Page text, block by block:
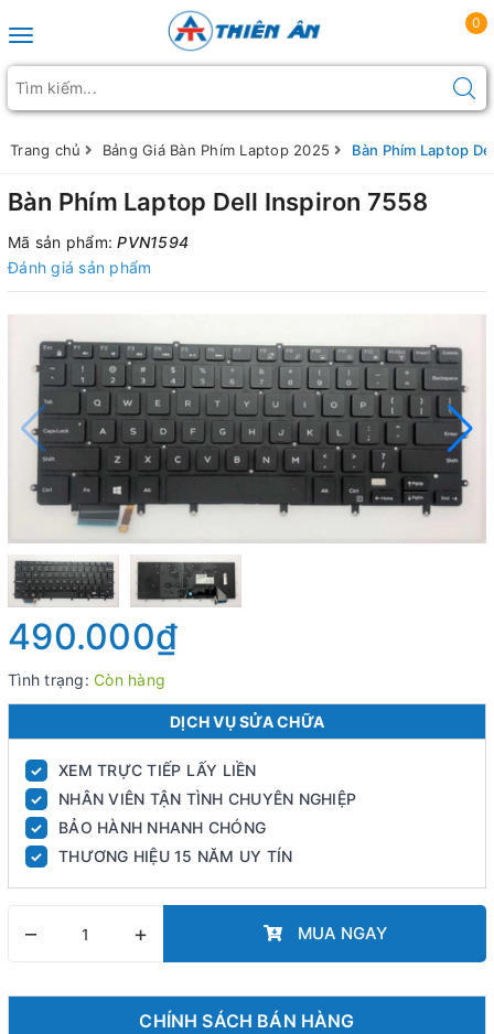
Toggle navigation
0
Trang chủ Bảng Giá Bàn Phím Laptop 2025 Bàn Phím Laptop
Bàn Phím Laptop Dell Inspiron 7558
Mã sản phẩm:PVN1594
Đánh giá sản phẩm
490.000₫
Tình trạng: Còn hàng
DỊCH VỤ SỬA CHỮA
✓ XEM TRỰC TIẾP LẤY LIỀN
✓ NHÂN VIÊN TẬN TÌNH CHUYÊN NGHIỆP
✓ BẢO HÀNH NHANH CHÓNG
✓ THƯƠNG HIỆU 15 NĂM UY TÍN
– + MUA NGAY
CHÍNH SÁCH BÁN HÀNG